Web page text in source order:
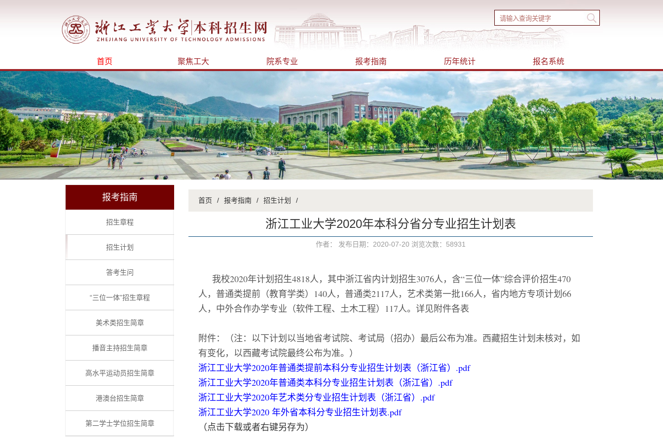
首页 聚焦工大 院系专业 报考指南 历年统计 报名系统
报考指南
招生章程
招生计划
答考生问
“三位一体”招生章程
美术类招生简章
播音主持招生简章
高水平运动员招生简章
港澳台招生简章
第二学士学位招生简章
首页 / 报考指南 / 招生计划 /
浙江工业大学2020年本科分省分专业招生计划表
作者： 发布日期：2020-07-20 浏览次数： 58931
我校2020年计划招生4818人，其中浙江省内计划招生3076人，含“三位一体”综合评价招生470
人，普通类提前（教育学类）140人，普通类2117人，艺术类第一批166人，省内地方专项计划66
人，中外合作办学专业（软件工程、土木工程）117人。详见附件各表
附件：
（注：以下计划以当地省考试院、考试局（招办）最后公布为准。西藏招生计划未核对，如
有变化，以西藏考试院最终公布为准。 ）
浙江工业大学2020年普通类提前本科分专业招生计划表（浙江省）.pdf
浙江工业大学2020年普通类本科分专业招生计划表（浙江省）.pdf
浙江工业大学2020年艺术类分专业招生计划表（浙江省）.pdf
浙江工业大学2020 年外省本科分专业招生计划表.pdf
（点击下载或者右键另存为）